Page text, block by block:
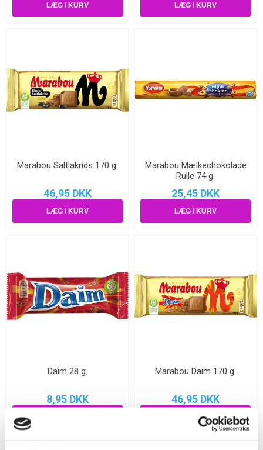
Marabou Saltlakrids 170 g.
46,95 DKK
Marabou Mælkechokolade
Rulle 74 g.
25,45 DKK
Daim 28 g.
8,95 DKK
Marabou Daim 170 g.
46,95 DKK